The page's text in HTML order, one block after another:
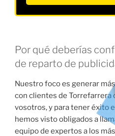
Por qué deberías
de reparto de
Nuestro foco es generar
con clientes de Torrefarrera
vosotros, y para tener éxito
hemos visto obligados a
equipo de expertos a los